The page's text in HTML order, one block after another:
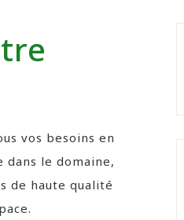
vos besoins en
le domaine,
de haute qualité